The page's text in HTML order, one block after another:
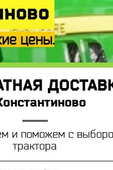
цены.
и поможем с
трактора